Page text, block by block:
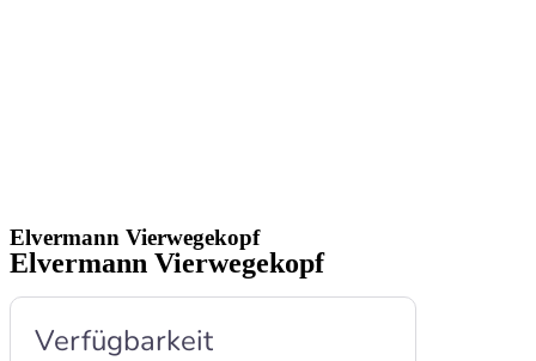
Elvermann Vierwegekopf
Elvermann Vierwegekopf